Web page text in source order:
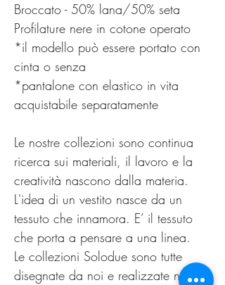
Broccato - 50% lana/50% seta
Profilature nere in cotone operato
*il modello può essere portato con
cinta o senza
*pantalone con elastico in vita
acquistabile separatamente
Le nostre collezioni sono continua
ricerca sui materiali, il lavoro e la
creatività nascono dalla materia.
L'idea di un vestito nasce da un
tessuto che innamora. E’ il tessuto
che porta a pensare a una linea.
Le collezioni Solodue sono tutte
disegnate da noi e realizzate nelle